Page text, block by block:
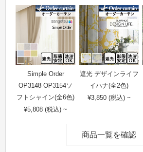
Simple Order
OP3148-OP3154ソ
フトシャイン(全6色)
¥5,808 (税込) ~
遮光 デザインライフ
イハナ(全2色)
¥3,850 (税込) ~
商品一覧を確認